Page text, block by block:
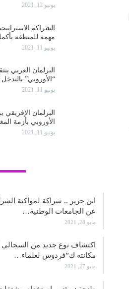
يونيو 12, 2021
الشراكة
مهمة للمنطقة
يونيو 11, 2021
البرلمان العربي
“الأوروبي”
يونيو 11, 2021
البرلمان
الأوروبي بأزمة
يونيو 11, 2021
ابن جرير .. شراكة لمواكبة
عن الجامعات الوطنية…
مايو 28, 2021
اكتشاف نوع جديد من السحالي
مكانته ك”فردوس لعلماء…
مايو 27, 2021